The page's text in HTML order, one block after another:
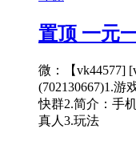
置顶 一元
微：【vk44577]
(702130667)1.
快群2.简介：手
真人3.玩法